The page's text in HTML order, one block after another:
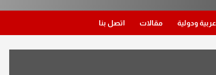
عربية ودولية مقالات اتصل بنا